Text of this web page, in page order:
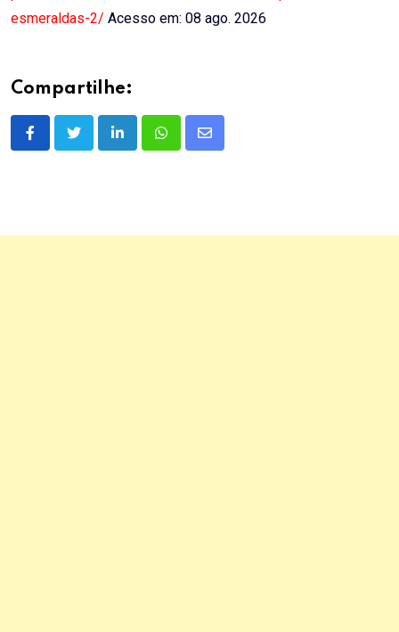
esmeraldas-2/ Acesso em: 08 ago. 2026
Compartilhe:
LinkedInWhatsappShare